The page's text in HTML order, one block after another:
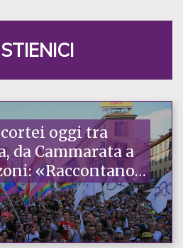
cortei oggi tra
da Cammarata a
«Raccontano